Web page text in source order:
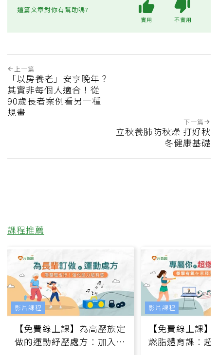
這篇文章對你有幫助嗎?
實用 不實用
上一篇
「以房養老」安享晚年？
其實非每個人適合！從
90歲長者案例看另一種
規畫
下一篇
立秋養肺防秋燥 打好秋
冬健康基礎
課程推薦
【免費線上課】為高壓族定
做的運動紓壓處方：加入行
影片課程
【免費線上課
燃脂體育課：超
影片課程